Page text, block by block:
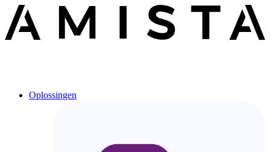
Oplossingen